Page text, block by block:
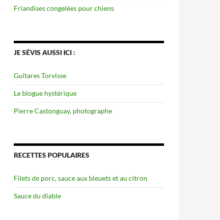
Friandises congelées pour chiens
JE SÉVIS AUSSI ICI :
Guitares Torvisse
Le blogue hystérique
Pierre Castonguay, photographe
RECETTES POPULAIRES
Filets de porc, sauce aux bleuets et au citron
Sauce du diable